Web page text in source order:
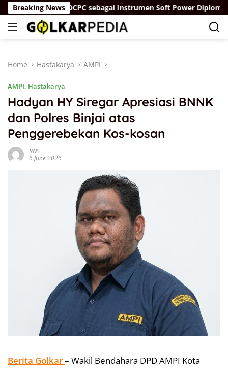
Skip
to
content
Breaking NewsIDCPC sebagai Instrumen Soft Power Diplomacy
Home Hastakarya AMPI
AMPI, Hastakarya
Hadyan HY Siregar Apresiasi BNNK
dan Polres Binjai atas
Penggerebekan Kos-kosan
RNS
6 June 2026
Berita Golkar– Wakil Bendahara DPD AMPI Kota